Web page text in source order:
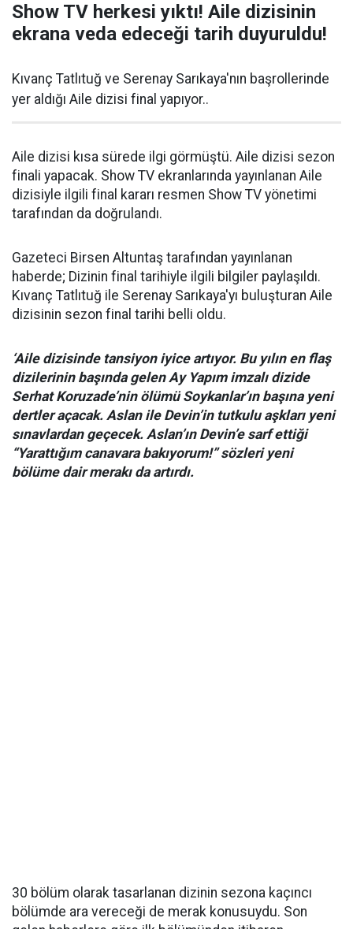
Show TV herkesi yıktı! Aile dizisinin
ekrana veda edeceği tarih duyuruldu!
Kıvanç Tatlıtuğ ve Serenay Sarıkaya'nın başrollerinde
yer aldığı Aile dizisi final yapıyor..
Aile dizisi kısa sürede ilgi görmüştü. Aile dizisi sezon
finali yapacak. Show TV ekranlarında yayınlanan Aile
dizisiyle ilgili final kararı resmen Show TV yönetimi
tarafından da doğrulandı.
Gazeteci Birsen Altuntaş tarafından yayınlanan
haberde; Dizinin final tarihiyle ilgili bilgiler paylaşıldı.
Kıvanç Tatlıtuğ ile Serenay Sarıkaya'yı buluşturan Aile
dizisinin sezon final tarihi belli oldu.
‘Aile dizisinde tansiyon iyice artıyor. Bu yılın en flaş
dizilerinin başında gelen Ay Yapım imzalı dizide
Serhat Koruzade’nin ölümü Soykanlar’ın başına yeni
dertler açacak. Aslan ile Devin’in tutkulu aşkları yeni
sınavlardan geçecek. Aslan’ın Devin’e sarf ettiği
“Yarattığım canavara bakıyorum!” sözleri yeni
bölüme dair merakı da artırdı.
30 bölüm olarak tasarlanan dizinin sezona kaçıncı
bölümde ara vereceği de merak konusuydu. Son